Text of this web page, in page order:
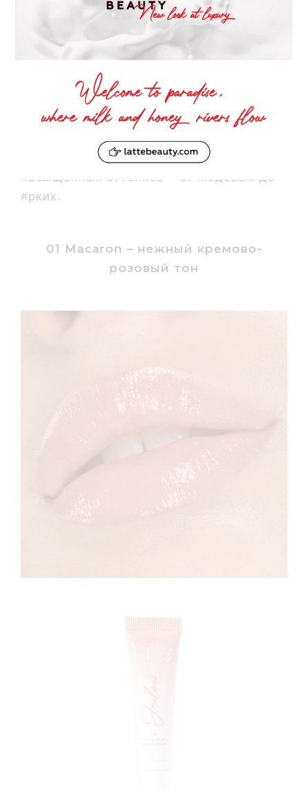
снимает раздражение, эхинацея
которые они теряют с возрастом. Хмель
разглаживает морщинки.
Блески можно использовать как
самостоятельно, так и поверх помады
схожего тона. В палитре представлено 5
насыщенных оттенков – от нюдовых до
ярких.
01 Macaron – нежный кремово-
розовый тон